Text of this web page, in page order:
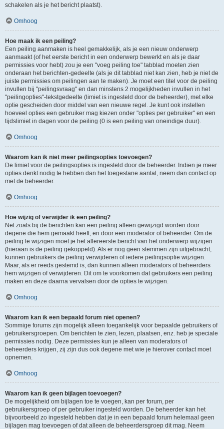
schakelen als je het bericht plaatst).
Omhoog
Hoe maak ik een peiling?
Een peiling aanmaken is heel gemakkelijk, als je een nieuw onderwerp
aanmaakt (of het eerste bericht in een onderwerp bewerkt en als je daar
permissies voor hebt) zou je een "voeg peiling toe" tabblad moeten zien
onderaan het berichten-gedeelte (als je dit tabblad niet kan zien, heb je niet de
juiste permissies om peilingen aan te maken). Je moet een titel voor de peiling
invullen bij "peilingsvraag" en dan minstens 2 mogelijkheden invullen in het
"peilingopties"-tekstgedeelte (limiet is ingesteld door de beheerder), met elke
optie gescheiden door middel van een nieuwe regel. Je kunt ook instellen
hoeveel opties een gebruiker mag kiezen onder "opties per gebruiker" en een
tijdslimiet in dagen voor de peiling (0 is een peiling van oneindige duur).
Omhoog
Waarom kan ik niet meer peilingsopties toevoegen?
De limiet voor de peilingsopties is ingesteld door de beheerder. Indien je meer
opties denkt nodig te hebben dan het toegestane aantal, neem dan contact op
met de beheerder.
Omhoog
Hoe wijzig of verwijder ik een peiling?
Net zoals bij de berichten kan een peiling alleen gewijzigd worden door
degene die hem gemaakt heeft, en door een moderator of beheerder. Om de
peiling te wijzigen moet je het allereerste bericht van het onderwerp wijzigen
(hieraan is de peiling gekoppeld). Als er nog geen stemmen zijn uitgebracht,
kunnen gebruikers de peiling verwijderen of iedere peilingsoptie wijzigen.
Maar, als er reeds gestemd is, dan kunnen alleen moderators of beheerders
hem wijzigen of verwijderen. Dit om te voorkomen dat gebruikers een peiling
maken en deze daarna vervalsen door de opties te wijzigen.
Omhoog
Waarom kan ik een bepaald forum niet openen?
Sommige forums zijn mogelijk alleen toegankelijk voor bepaalde gebruikers of
gebruikersgroepen. Om berichten te zien, lezen, plaatsen, enz. heb je speciale
permissies nodig. Deze permissies kun je alleen van moderators of
beheerders krijgen, zij zijn dus ook degene met wie je hierover contact moet
opnemen.
Omhoog
Waarom kan ik geen bijlagen toevoegen?
De mogelijkheid om bijlagen toe te voegen, kan per forum, per
gebruikersgroep of per gebruiker ingesteld worden. De beheerder kan het
bijvoorbeeld zo ingesteld hebben dat je in een bepaald forum helemaal geen
bijlagen mag toevoegen of dat alleen de beheerdersgroep dit mag. Neem